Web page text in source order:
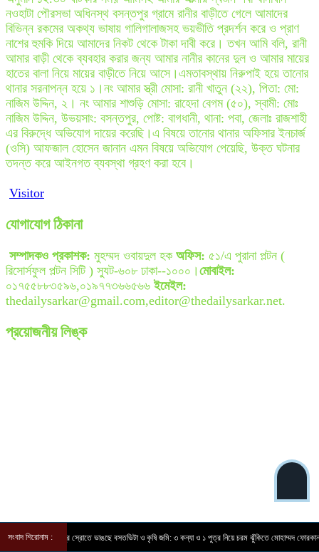
সংবাদ শিরোনাম :
বন্যার তীব্র স্রোতে ভাঙছে বসতভিটা ও কৃষি জমি: ৩ কন্যা ও ১ পুত্র নিয়ে চরম ঝুঁকিতে মোহাম্মদ ফোরকান ও নীলু
নওহাটা পৌরসভা অধিনস্থ বসন্তপুর গ্রামে রানীর বাড়ীতে গেলে আমাদের
বিভিন্ন রকমের অকথ্য ভাষায় গালিগালাজসহ ভয়ভীতি প্রদর্শন করে ও প্রাণ
নাশের হুমকি দিয়ে আমাদের নিকট থেকে টাকা দাবী করে। তখন আমি বলি, রানী
আমার বাড়ী থেকে ব্যবহার করার জন্য আমার নানীর কানের দুল ও আমার মায়ের
হাতের বালা নিয়ে মায়ের বাড়ীতে নিয়ে আসে।এমতাবস্থায় নিরুপাই হয়ে তানোর
থানার সরনাপন্ন হয়ে ১।নং আমার স্ত্রী মোসা: রানী খাতুন (২২), পিতা: মো:
নাজিম উদ্দিন, ২। নং আমার শাশুড়ি মোসা: রাহেদা বেগম (৫০), স্বামী: মোঃ
নাজিম উদ্দিন, উভয়সাং: বসন্তপুর, পোষ্ট: বাগধানী, থানা: পবা, জেলাঃ রাজশাহী
এর বিরুদ্ধে অভিযোগ দায়ের করেছি।এ বিষয়ে তানোর থানার অফিসার ইনচার্জ
(ওসি) আফজাল হোসেন জানান এমন বিষয়ে অভিযোগ পেয়েছি, উক্ত ঘটনার
তদন্ত করে আইনগত ব্যবস্থা গ্রহণ করা হবে।
Visitor
যোগাযোগ ঠিকানা
সম্পাদকও প্রকাশক: মুহম্মদ ওবায়দুল হক অফিস: ৫১/এ পুরানা পল্টন (
রিসোর্সফুল পল্টন সিটি ) স্যুট-৬০৮ ঢাকা--১০০০। মোবাইল:
০১৭৫৫৮৮৩৫৯৬,০১৯৭৭৩৬৬৫৬৬ ইমেইল:
thedailysarkar@gmail.com,editor@thedailysarkar.net.
প্রয়োজনীয় লিঙ্ক